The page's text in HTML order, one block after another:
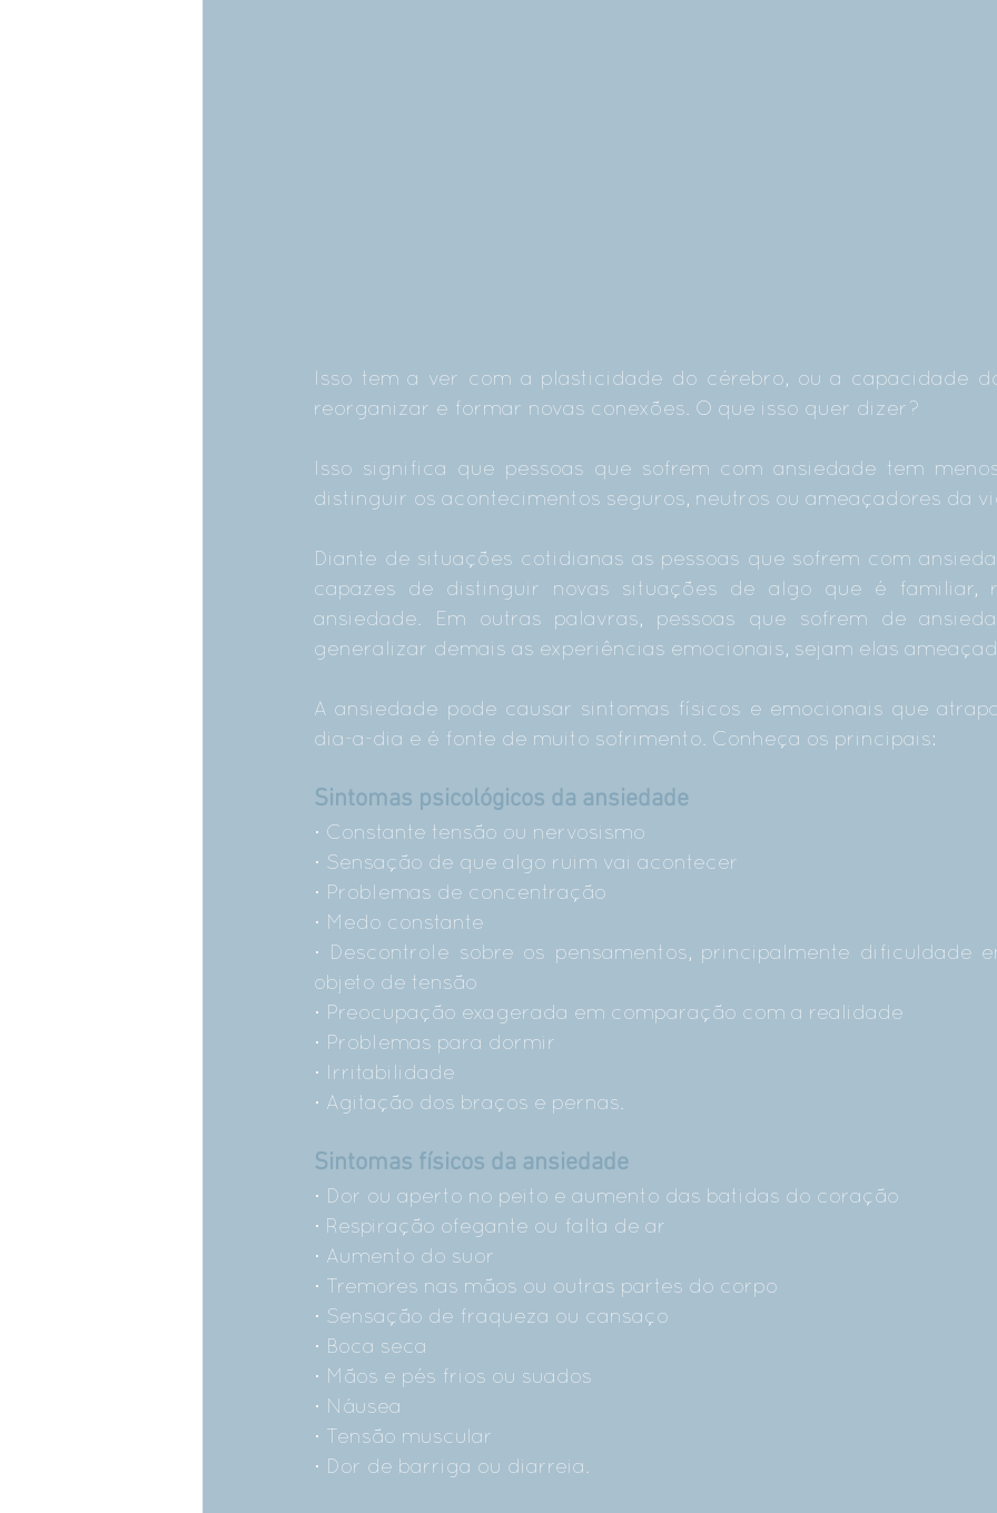
Isso tem a ver com a plasticidade do cérebro, ou a capacidade
reorganizar e formar novas conexões. O que isso quer dizer?
Isso significa que pessoas que sofrem com ansiedade tem
distinguir os acontecimentos seguros, neutros ou ameaçadores da
Diante de situações cotidianas as pessoas que sofrem com
capazes de distinguir novas situações de algo que é familiar,
ansiedade. Em outras palavras, pessoas que sofrem de
generalizar demais as experiências emocionais, sejam elas
A ansiedade pode causar sintomas físicos e emocionais que
dia-a-dia e é fonte de muito sofrimento. Conheça os principais:
Sintomas psicológicos da ansiedade
· Constante tensão ou nervosismo
· Sensação de que algo ruim vai acontecer
· Problemas de concentração
· Medo constante
· Descontrole sobre os pensamentos, principalmente dificuldade
objeto de tensão
· Preocupação exagerada em comparação com a realidade
· Problemas para dormir
· Irritabilidade
· Agitação dos braços e pernas.
Sintomas físicos da ansiedade
· Dor ou aperto no peito e aumento das batidas do coração
· Respiração ofegante ou falta de ar
· Aumento do suor
· Tremores nas mãos ou outras partes do corpo
· Sensação de fraqueza ou cansaço
· Boca seca
· Mãos e pés frios ou suados
· Náusea
· Tensão muscular
· Dor de barriga ou diarreia.